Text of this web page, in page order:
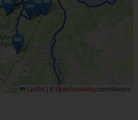
Leaflet | © OpenStreetMap contributors